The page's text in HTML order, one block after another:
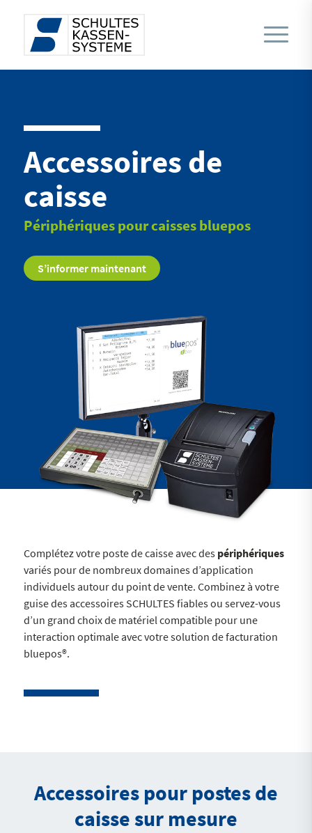
Accessoires de
caisse
Périphériques pour caisses bluepos
S’informer maintenant
Complétez votre poste de caisse avec des périphériques
variés pour de nombreux domaines d’application
individuels autour du point de vente. Combinez à votre
guise des accessoires SCHULTES fiables ou servez-vous
d’un grand choix de matériel compatible pour une
interaction optimale avec votre solution de facturation
bluepos®.
Accessoires pour postes de
caisse sur mesure